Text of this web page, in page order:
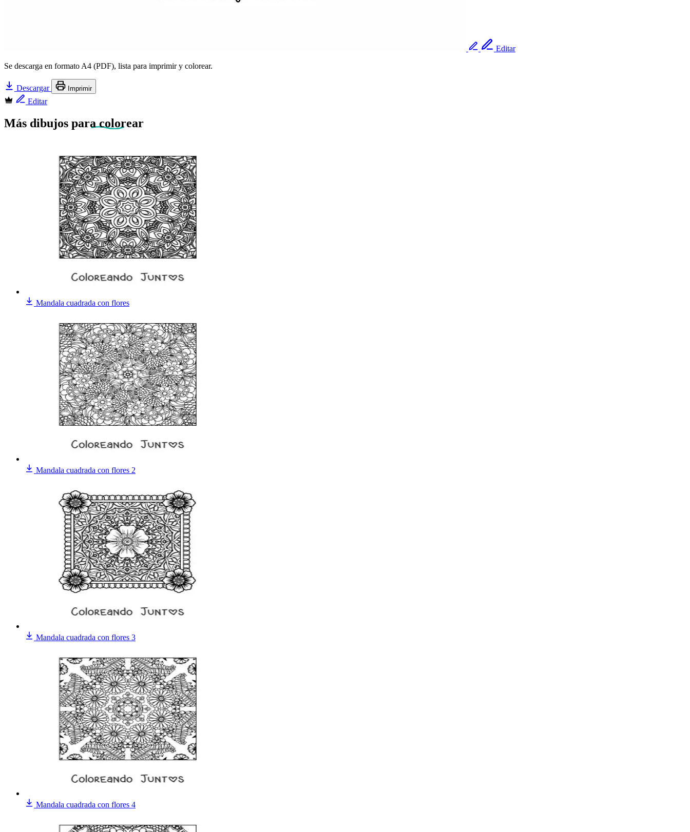
Editar
Se descarga en formato A4 (PDF), lista para imprimir y colorear.
Descargar Imprimir
Editar
Más dibujos para colorear
Mandala cuadrada con flores
Mandala cuadrada con flores 2
Mandala cuadrada con flores 3
Mandala cuadrada con flores 4